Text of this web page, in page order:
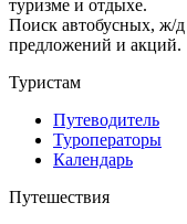
туризме и отдыхе.
Поиск автобусных, ж/
предложений и акций.
Туристам
Путеводитель
Туроператоры
Календарь
Путешествия